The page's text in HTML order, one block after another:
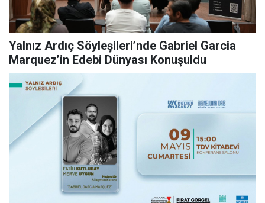
Yalnız Ardıç Söyleşileri’nde Gabriel Garcia
Marquez’in Edebi Dünyası Konuşuldu